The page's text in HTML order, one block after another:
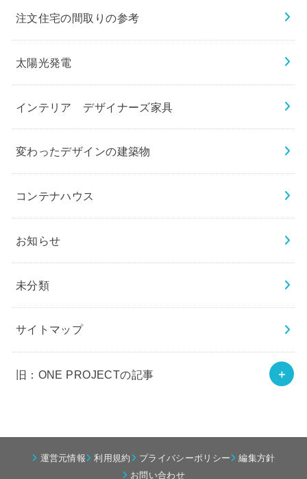
注文住宅の間取りの参考
太陽光発電
インテリア デザイナーズ家具
変わったデザインの建築物
コンテナハウス
お知らせ
未分類
サイトマップ
旧：ONE PROJECTの記事
運営元情報 利用規約 プライバシーポリシー
編集方針
お問い合わせ